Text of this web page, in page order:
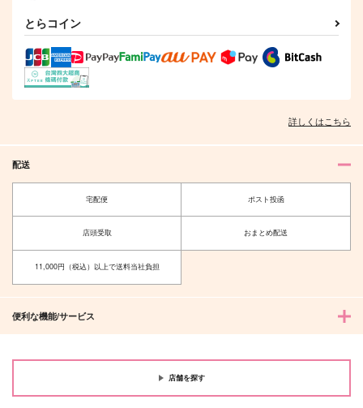
とらコイン
詳しくはこちら
配送
宅配便 ポスト投函
店頭受取 おまとめ配送
11,000円（税込）以上で送料当社負担
便利な機能/サービス
店舗を探す